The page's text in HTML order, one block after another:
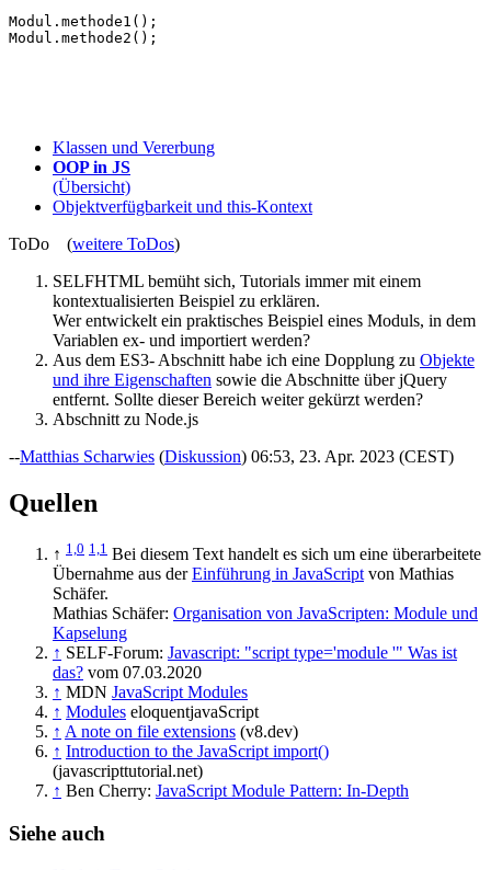
Modul . methode1 ();
Modul . methode2 ();
Klassen und Vererbung
OOP in JS
(Übersicht)
Objektverfügbarkeit und this-Kontext
ToDo (weitere ToDos)
SELFHTML bemüht sich, Tutorials immer mit einem
kontextualisierten Beispiel zu erklären.
Wer entwickelt ein praktisches Beispiel eines Moduls, in dem
Variablen ex- und importiert werden?
Aus dem ES3- Abschnitt habe ich eine Dopplung zu Objekte
und ihre Eigenschaften sowie die Abschnitte über jQuery
entfernt. Sollte dieser Bereich weiter gekürzt werden?
Abschnitt zu Node.js
--Matthias Scharwies (Diskussion) 06:53, 23. Apr. 2023 (CEST)
Quellen
↑ 1,0 1,1 Bei diesem Text handelt es sich um eine überarbeitete
Übernahme aus derEinführung in JavaScriptvon Mathias
Schäfer.
Mathias Schäfer: Organisation von JavaScripten: Module und
Kapselung
↑ SELF-Forum: Javascript: "script type='module '" Was ist
das? vom 07.03.2020
↑ MDN JavaScript Modules
↑ Modules eloquentjavaScript
↑ A note on file extensions (v8.dev)
↑ Introduction to the JavaScript import()
(javascripttutorial.net)
↑ Ben Cherry: JavaScript Module Pattern: In-Depth
Siehe auch